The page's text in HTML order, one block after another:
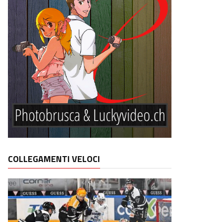
COLLEGAMENTI VELOCI